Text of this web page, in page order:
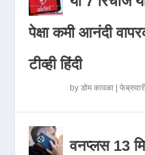
पेक्षा कमी आनंदी
टीव्ही हिंदी
byडोम कावळा |
वनप्लस 13